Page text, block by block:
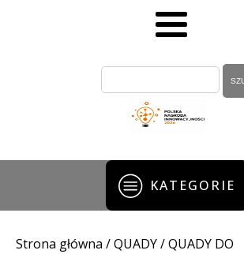
KATEGORIE
Strona główna /QUADY/QUADY DO